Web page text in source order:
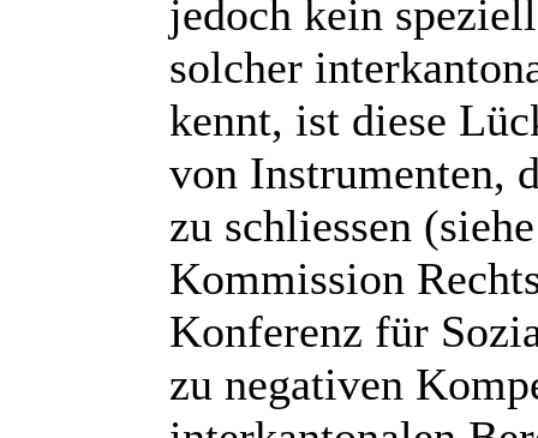
jedoch kein
solcher
kennt, ist diese
von Instrumenten,
zu schliessen
Kommission
Konferenz für
zu negativen